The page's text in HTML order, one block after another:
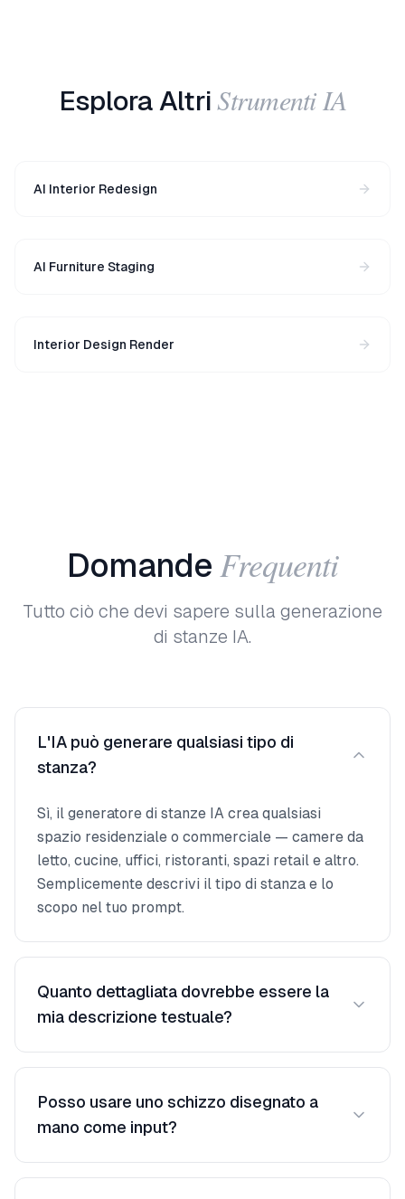
Esplora Altri Strumenti IA
AI Interior Redesign
AI Furniture Staging
Interior Design Render
Domande Frequenti
Tutto ciò che devi sapere sulla generazione
di stanze IA.
L'IA può generare qualsiasi tipo di
stanza?
Sì, il generatore di stanze IA crea qualsiasi
spazio residenziale o commerciale — camere da
letto, cucine, uffici, ristoranti, spazi retail e altro.
Semplicemente descrivi il tipo di stanza e lo
scopo nel tuo prompt.
Quanto dettagliata dovrebbe essere la
mia descrizione testuale?
Anche una descrizione semplice come 'soggiorno
risultati. Aggiungere più dettagli su colori,
materiali e mobili ti dà più controllo sull'output
Posso usare uno schizzo disegnato a
mano come input?
Assolutamente. Carica qualsiasi schizzo — da un